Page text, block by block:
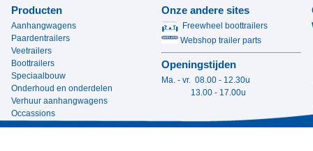
Producten
Aanhangwagens
Paardentrailers
Veetrailers
Boottrailers
Speciaalbouw
Onderhoud en onderdelen
Verhuur aanhangwagens
Occassions
Onze andere sites
Freewheel boottrailers
Webshop trailer parts
Openingstijden
Ma. - vr. 08.00 - 12.30u
13.00 - 17.00u